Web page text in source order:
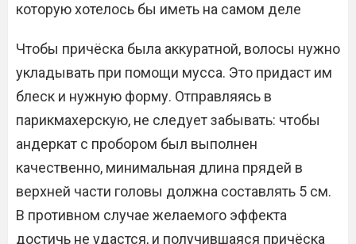
которую хотелось бы иметь на самом деле
Чтобы причёска была аккуратной, волосы нужно
укладывать при помощи мусса. Это придаст им
блеск и нужную форму. Отправляясь в
парикмахерскую, не следует забывать: чтобы
андеркат с пробором был выполнен
качественно, минимальная длина прядей в
верхней части головы должна составлять 5 см.
В противном случае желаемого эффекта
достичь не удастся, и получившаяся причёска